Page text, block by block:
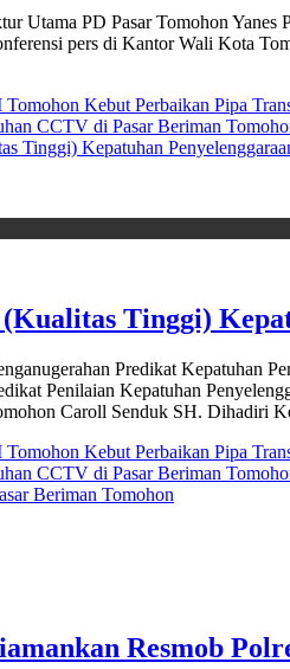
PD Pasar Tomohon Yanes
pers di Kantor Wali Kota
Kebut Perbaikan Pipa
CCTV di Pasar Beriman
Tinggi) Kepatuhan
Tinggi)
Predikat Kepatuhan
Penilaian Kepatuhan
Caroll Senduk SH. Dihadiri
Kebut Perbaikan Pipa
CCTV di Pasar Beriman
Beriman Tomohon
Resmob